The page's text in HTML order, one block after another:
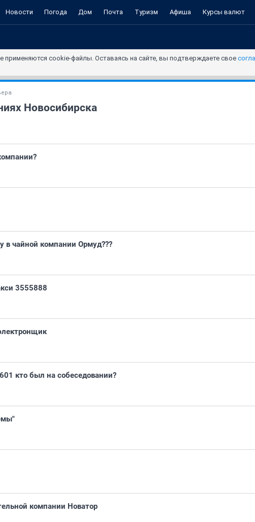
Новости Погода Дом Почта Туризм Афиша Курсы валют
применяются cookie-файлы. Оставаясь на сайте, вы подтверждаете свое
Новосибирска
в чайной компании Ормуд???
3555888
кто был на собеседовании?
компании Новатор